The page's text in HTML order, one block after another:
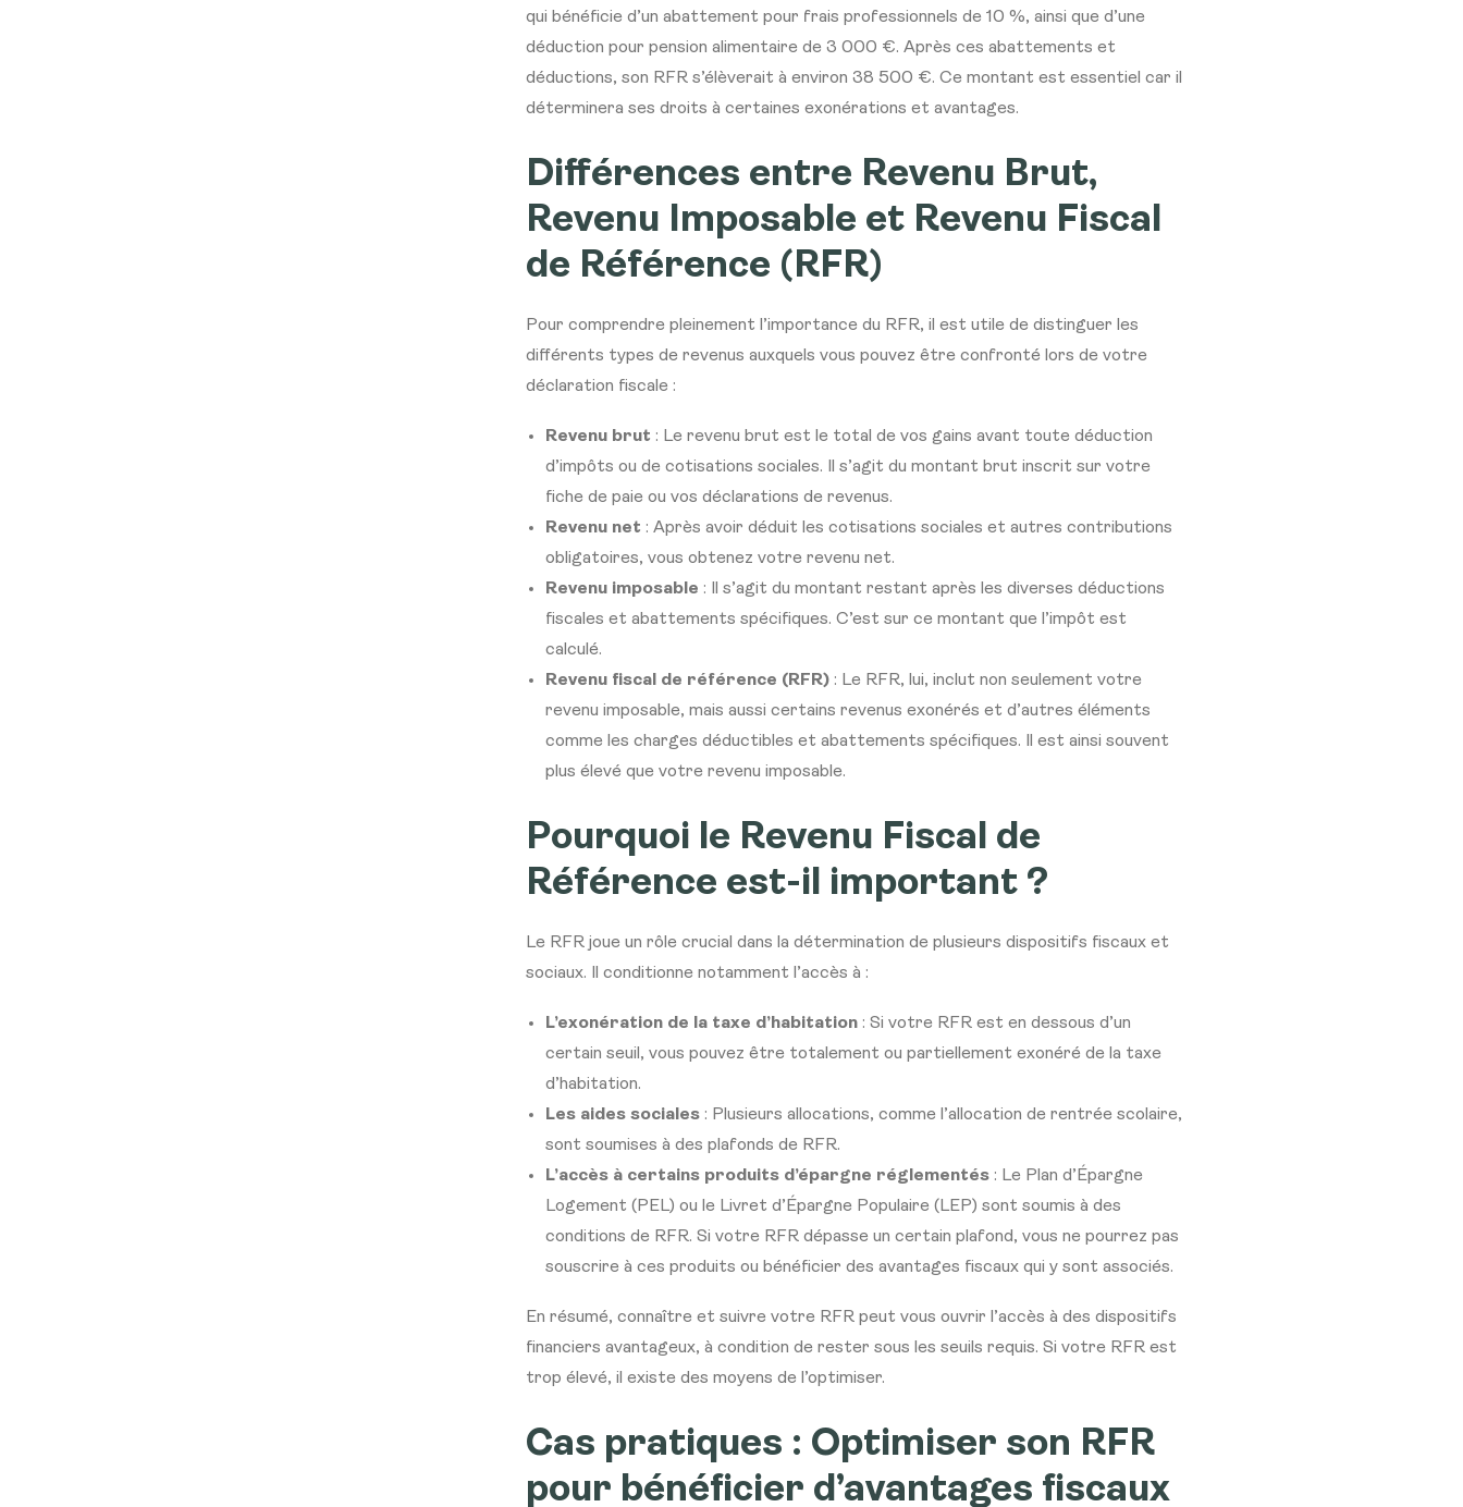
qui bénéficie d’un abattement pour frais professionnels de 10 %, ainsi que d’une
déduction pour pension alimentaire de 3 000 €. Après ces abattements et
déductions, son RFR s’élèverait à environ 38 500 €. Ce montant est essentiel car il
déterminera ses droits à certaines exonérations et avantages.
Différences entre Revenu Brut,
Revenu Imposable et Revenu Fiscal
de Référence (RFR)
Pour comprendre pleinement l’importance du RFR, il est utile de distinguer les
différents types de revenus auxquels vous pouvez être confronté lors de votre
déclaration fiscale :
Revenu brut : Le revenu brut est le total de vos gains avant toute déduction
d’impôts ou de cotisations sociales. Il s’agit du montant brut inscrit sur votre
fiche de paie ou vos déclarations de revenus.
Revenu net : Après avoir déduit les cotisations sociales et autres contributions
obligatoires, vous obtenez votre revenu net.
Revenu imposable : Il s’agit du montant restant après les diverses déductions
fiscales et abattements spécifiques. C’est sur ce montant que l’impôt est
calculé.
Revenu fiscal de référence (RFR): Le RFR, lui, inclut non seulement votre
revenu imposable, mais aussi certains revenus exonérés et d’autres éléments
comme les charges déductibles et abattements spécifiques. Il est ainsi souvent
plus élevé que votre revenu imposable.
Pourquoi le Revenu Fiscal de
Référence est-il important ?
Le RFR joue un rôle crucial dans la détermination de plusieurs dispositifs fiscaux et
sociaux. Il conditionne notamment l’accès à :
L’exonération de la taxe d’habitation: Si votre RFR est en dessous d’un
certain seuil, vous pouvez être totalement ou partiellement exonéré de la taxe
d’habitation.
Les aides sociales: Plusieurs allocations, comme l’allocation de rentrée scolaire,
sont soumises à des plafonds de RFR.
L’accès à certains produits d’épargne réglementés: Le Plan d’Épargne
Logement (PEL) ou le Livret d’Épargne Populaire (LEP) sont soumis à des
conditions de RFR. Si votre RFR dépasse un certain plafond, vous ne pourrez pas
souscrire à ces produits ou bénéficier des avantages fiscaux qui y sont associés.
En résumé, connaître et suivre votre RFR peut vous ouvrir l’accès à des dispositifs
financiers avantageux, à condition de rester sous les seuils requis. Si votre RFR est
trop élevé, il existe des moyens de l’optimiser.
Cas pratiques : Optimiser son RFR
pour bénéficier d’avantages fiscaux